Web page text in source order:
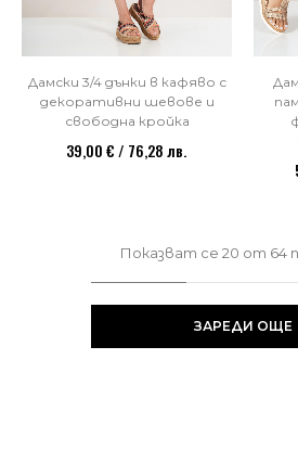
Дамски 3/4 дънки в кафяво с
декоративни шевове и
свободна кройка
39,00 € / 76,28 лв.
Показват се 20 от 64
ЗАРЕДИ ОЩЕ